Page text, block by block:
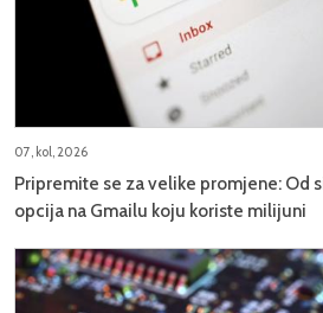
07, kol, 2026
Pripremite se za velike promjene: Od
opcija na Gmailu koju koriste milijuni